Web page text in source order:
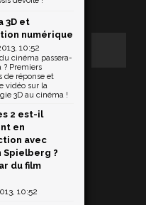
3D et
numérique
10:52
cinéma passera-
? Premiers
de réponse et
vidéo sur la
3D au cinéma !
2 est-il
en
avec
Spielberg ?
du film
10:52